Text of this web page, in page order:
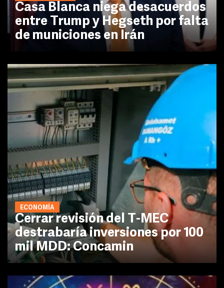
Casa Blanca niega desacuerdos
entre Trump y Hegseth por falta
de municiones en Irán
ECONOMÍA
Cerrar revisión del T-MEC
destrabaría inversiones por 100
mil MDD: Concamin